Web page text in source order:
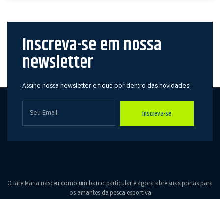
Inscreva-se em nossa
newsletter
Assine nossa newsletter e fique por dentro das novidades!
Inscreva-se
O Iate Maria nasceu como um barco particular e agora abre suas portas para
os amantes da pesca esportiva